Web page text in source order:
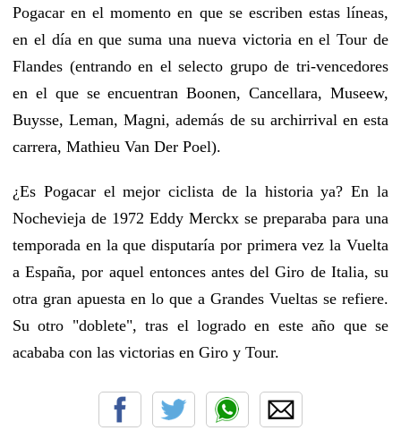
Pogacar en el momento en que se escriben estas líneas,
en el día en que suma una nueva victoria en el Tour de
Flandes (entrando en el selecto grupo de tri-vencedores
en el que se encuentran Boonen, Cancellara, Museew,
Buysse, Leman, Magni, además de su archirrival en esta
carrera, Mathieu Van Der Poel).
¿Es Pogacar el mejor ciclista de la historia ya? En la
Nochevieja de 1972 Eddy Merckx se preparaba para una
temporada en la que disputaría por primera vez la Vuelta
a España, por aquel entonces antes del Giro de Italia, su
otra gran apuesta en lo que a Grandes Vueltas se refiere.
Su otro "doblete", tras el logrado en este año que se
acababa con las victorias en Giro y Tour.